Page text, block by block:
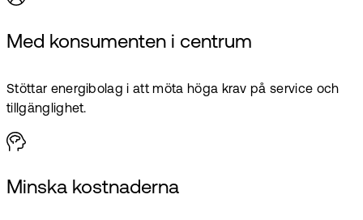
Med konsumenten i centrum
Stöttar energibolag i att möta höga krav på service och
tillgänglighet.
Minska kostnaderna